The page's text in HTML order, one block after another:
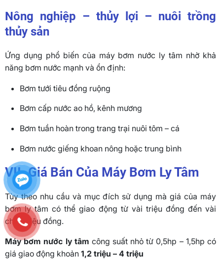
Nông nghiệp – thủy lợi – nuôi trồng
thủy sản
Ứng dụng phổ biến của máy bơm nước ly tâm nhờ khả
năng bơm nước mạnh và ổn định:
Bơm tưới tiêu đồng ruộng
Bơm cấp nước ao hồ, kênh mương
Bơm tuần hoàn trong trang trại nuôi tôm – cá
Bơm nước giếng khoan nông hoặc trung bình
VII. Giá Bán Của Máy Bơm Ly Tâm
Tùy theo nhu cầu và mục đích sử dụng mà giá của máy
bơm ly tâm có thể giao động từ vài triệu đồng đến vài
chục triệu đồng.
Máy bơm nước ly tâm công suất nhỏ từ 0,5hp – 1,5hp có
giá giao động khoản1,2 triệu – 4 triệu